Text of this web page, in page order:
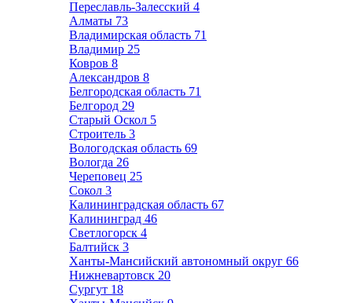
Переславль-Залесский 4
Алматы 73
Владимирская область 71
Владимир 25
Ковров 8
Александров 8
Белгородская область 71
Белгород 29
Старый Оскол 5
Строитель 3
Вологодская область 69
Вологда 26
Череповец 25
Сокол 3
Калининградская область 67
Калининград 46
Светлогорск 4
Балтийск 3
Ханты-Мансийский автономный округ 66
Нижневартовск 20
Сургут 18